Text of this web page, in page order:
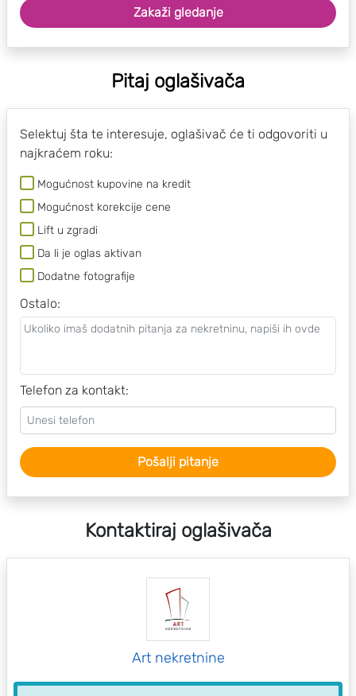
Zakaži gledanje
Pitaj oglašivača
Selektuj šta te interesuje, oglašivač će ti odgovoriti u
najkraćem roku:
Mogućnost kupovine na kredit
Mogućnost korekcije cene
Lift u zgradi
Da li je oglas aktivan
Dodatne fotografije
Ostalo:
Telefon za kontakt:
Pošalji pitanje
Kontaktiraj oglašivača
Art nekretnine